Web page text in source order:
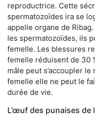
reproductrice. Cette
spermatozoïdes ira se
appelle organe de
les spermatozoïdes, ils
femelle. Les blessures
femelle réduisent de 30
mâle peut s’accoupler
femelle elle ne peut le
durée de vie.
L’œuf des punaises de